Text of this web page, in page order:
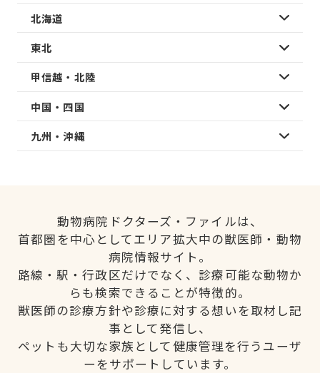
北海道
東北
甲信越・北陸
中国・四国
九州・沖縄
動物病院ドクターズ・ファイルは、
首都圏を中心としてエリア拡大中の獣医師・動物
病院情報サイト。
路線・駅・行政区だけでなく、診療可能な動物か
らも検索できることが特徴的。
獣医師の診療方針や診療に対する想いを取材し記
事として発信し、
ペットも大切な家族として健康管理を行うユーザ
ーをサポートしています。